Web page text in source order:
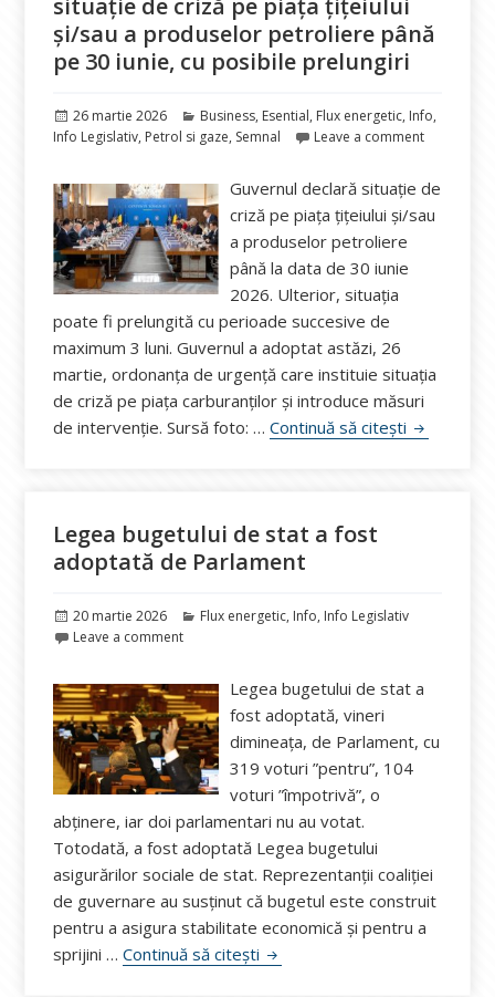
situație de criză pe piața țițeiului
și/sau a produselor petroliere până
pe 30 iunie, cu posibile prelungiri
Publicat
pe
26 martie 2026 Categorii
Business, Esential, Flux energetic, Info,
Info Legislativ, Petrol si gaze, Semnal Leave a comment
Guvernul declară situație de
criză pe piața țițeiului și/sau
a produselor petroliere
până la data de 30 iunie
2026. Ulterior, situația
poate fi prelungită cu perioade succesive de
maximum 3 luni. Guvernul a adoptat astăzi, 26
martie, ordonanța de urgență care instituie situația
de criză pe piața carburanților și introduce măsuri
de intervenție. Sursă foto: …Continuă să citești Este
Legea bugetului de stat a fost
adoptată de Parlament
Publicat
pe
20 martie 2026 Categorii
Flux energetic, Info, Info Legislativ
Leave a comment
Legea bugetului de stat a
fost adoptată, vineri
dimineața, de Parlament, cu
319 voturi ”pentru”, 104
voturi ”împotrivă”, o
abţinere, iar doi parlamentari nu au votat.
Totodată, a fost adoptată Legea bugetului
asigurărilor sociale de stat. Reprezentanții coaliției
de guvernare au susținut că bugetul este construit
pentru a asigura stabilitate economică și pentru a
sprijini …Continuă să citești Legea bugetului de stat a